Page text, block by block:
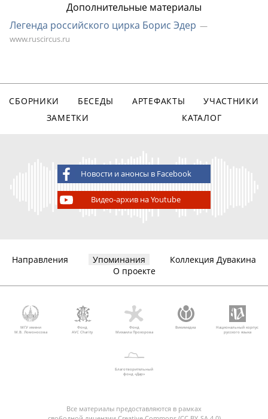
Дополнительные материалы
Легенда российского цирка Борис Эдер
www.ruscircus.ru
СБОРНИКИ БЕСЕДЫ АРТЕФАКТЫ
УЧАСТНИКИ
ЗАМЕТКИ
КАТАЛОГ
Новости и анонсы в Facebook
Видео-архив на Youtube
Направления Упоминания
Коллекция Дувакина
О проекте
МГУ имени
М.В. Ломоносова
Фонд
AVC Charity
Фонд
Михаила Прохорова
Викимедиа
Национальный корпус
русского языка
Благотворительный
фонд «Дар»
Все материалы предоставляются в рамках